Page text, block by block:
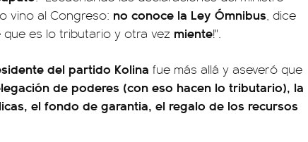
vino al Congreso: no conoce la Ley Ómnibus, dice
es lo tributario y otra vez miente!".
del partido Kolina fue más allá y aseveró que
de poderes (con eso hacen lo tributario), la
el fondo de garantia, el regalo de los recursos